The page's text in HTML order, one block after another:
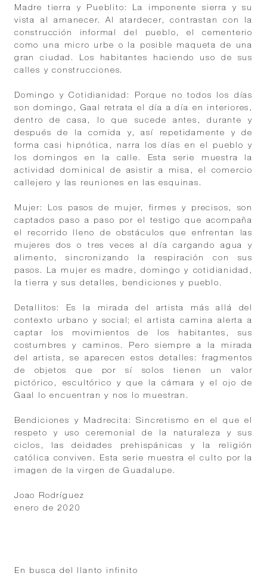
Madre tierra y Pueblito: La imponente sierra y su
vista al amanecer. Al atardecer, contrastan con la
construcción informal del pueblo, el cementerio
como una micro urbe o la posible maqueta de una
gran ciudad. Los habitantes haciendo uso de sus
calles y construcciones.
Domingo y Cotidianidad: Porque no todos los días
son domingo, Gaal retrata el día a día en interiores,
dentro de casa, lo que sucede antes, durante y
después de la comida y, así repetidamente y de
forma casi hipnótica, narra los días en el pueblo y
los domingos en la calle. Esta serie muestra la
actividad dominical de asistir a misa, el comercio
callejero y las reuniones en las esquinas.
Mujer: Los pasos de mujer, firmes y precisos, son
captados paso a paso por el testigo que acompaña
el recorrido lleno de obstáculos que enfrentan las
mujeres dos o tres veces al día cargando agua y
alimento, sincronizando la respiración con sus
pasos. La mujer es madre, domingo y cotidianidad,
la tierra y sus detalles, bendiciones y pueblo.
Detallitos: Es la mirada del artista más allá del
contexto urbano y social; el artista camina alerta a
captar los movimientos de los habitantes, sus
costumbres y caminos. Pero siempre a la mirada
del artista, se aparecen estos detalles: fragmentos
de objetos que por sí solos tienen un valor
pictórico, escultórico y que la cámara y el ojo de
Gaal lo encuentran y nos lo muestran.
Bendiciones y Madrecita: Sincretismo en el que el
respeto y uso ceremonial de la naturaleza y sus
ciclos, las deidades prehispánicas y la religión
católica conviven. Esta serie muestra el culto por la
imagen de la virgen de Guadalupe.
Joao Rodríguez
enero de 2020
En busca del llanto infinito